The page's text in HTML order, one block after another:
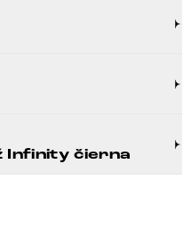
Infinity čierna